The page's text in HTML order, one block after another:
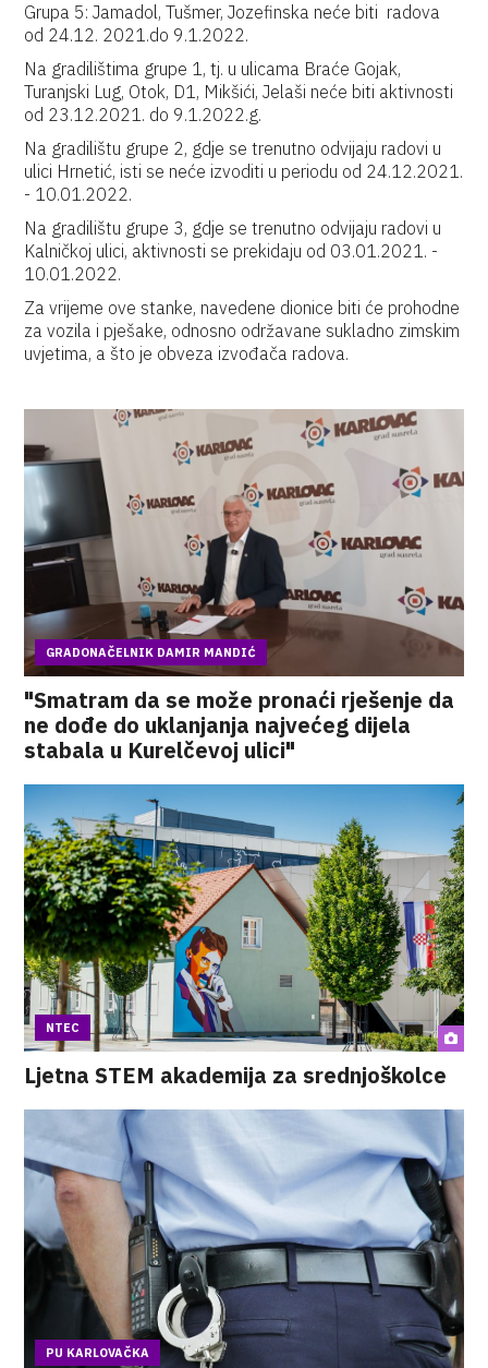
Grupa 5: Jamadol, Tušmer, Jozefinska neće biti radova
od 24.12. 2021.do 9.1.2022.
Na gradilištima grupe 1, tj. u ulicama Braće Gojak,
Turanjski Lug, Otok, D1, Mikšići, Jelaši neće biti aktivnosti
od 23.12.2021. do 9.1.2022.g.
Na gradilištu grupe 2, gdje se trenutno odvijaju radovi u
ulici Hrnetić, isti se neće izvoditi u periodu od 24.12.2021.
- 10.01.2022.
Na gradilištu grupe 3, gdje se trenutno odvijaju radovi u
Kalničkoj ulici, aktivnosti se prekidaju od 03.01.2021. -
10.01.2022.
Za vrijeme ove stanke, navedene dionice biti će prohodne
za vozila i pješake, odnosno održavane sukladno zimskim
uvjetima, a što je obveza izvođača radova.
GRADONAČELNIK DAMIR MANDIĆ
"Smatram da se može pronaći rješenje da
ne dođe do uklanjanja najvećeg dijela
stabala u Kurelčevoj ulici"
NTEC
Ljetna STEM akademija za srednjoškolce
PU KARLOVAČKA